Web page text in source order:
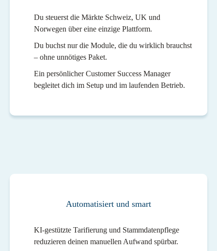
Du steuerst die Märkte Schweiz, UK und
Norwegen über eine einzige Plattform.
Du buchst nur die Module, die du wirklich brauchst
– ohne unnötiges Paket.
Ein persönlicher Customer Success Manager
begleitet dich im Setup und im laufenden Betrieb.
Automatisiert und smart
KI-gestützte Tarifierung und Stammdatenpflege
reduzieren deinen manuellen Aufwand spürbar.